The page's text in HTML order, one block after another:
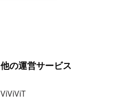
他の運営サービス
ViViViT